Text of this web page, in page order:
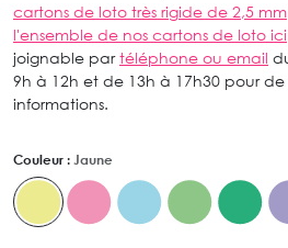
cartons de loto très rigide de 2,5 mm
l'ensemble de nos cartons de loto ici
joignable partéléphone ou email
9h à 12h et de 13h à 17h30 pour de
informations.
Couleur : Jaune